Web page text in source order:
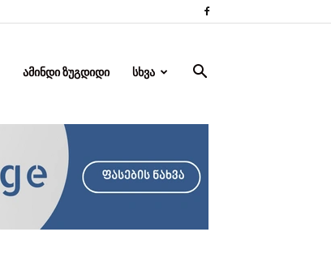
ᲐᲛᲘᲜᲓᲘ ᲖᲣᲒᲓᲘᲓᲘ ᲡᲮᲕᲐ